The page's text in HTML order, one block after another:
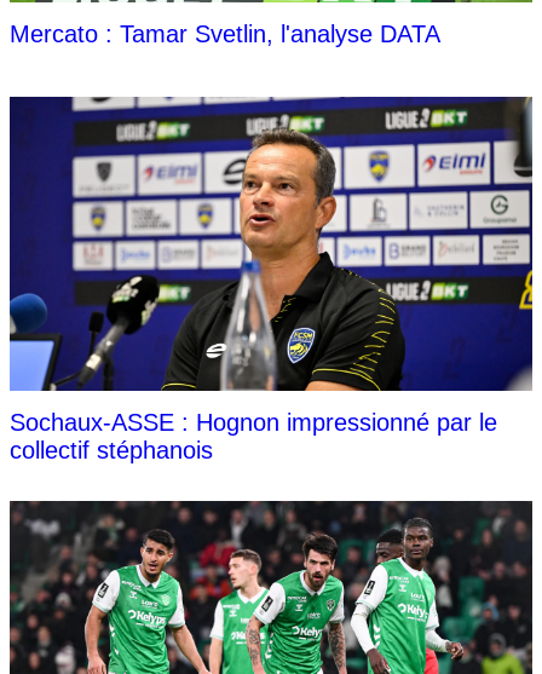
Mercato : Tamar Svetlin, l'analyse DATA
Sochaux-ASSE : Hognon impressionné par le
collectif stéphanois